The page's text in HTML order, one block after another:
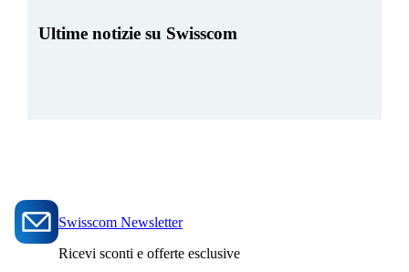
Ultime notizie su Swisscom
Swisscom Newsletter
Ricevi sconti e offerte esclusive